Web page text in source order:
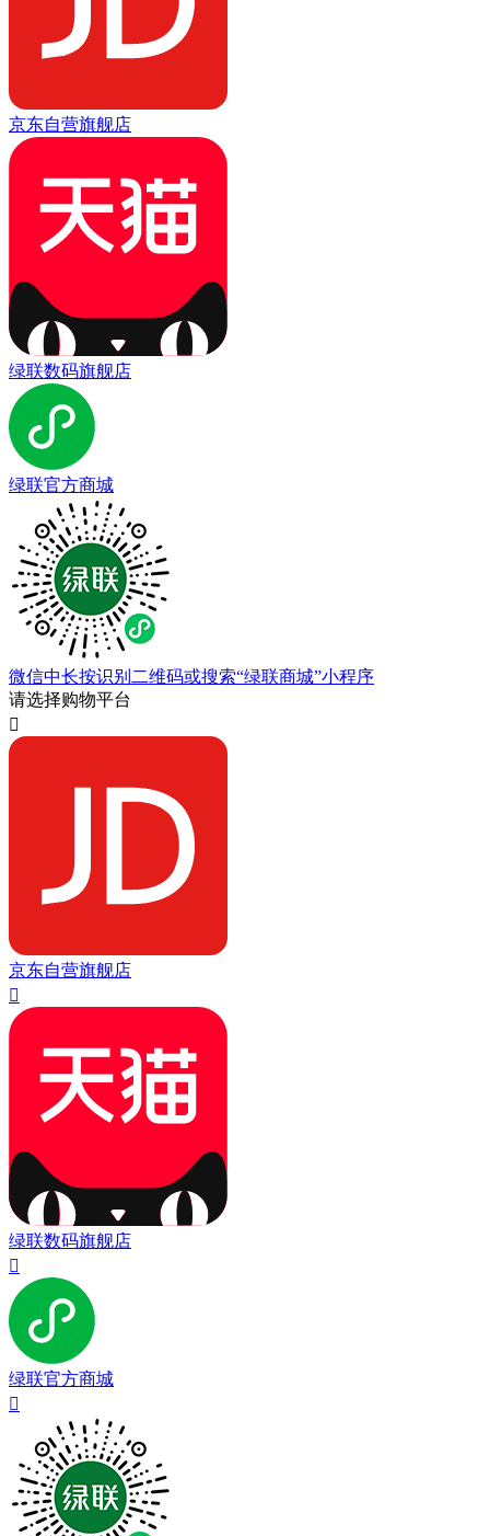
京东自营旗舰店
绿联数码旗舰店
绿联官方商城
微信中长按识别二维码或搜索“绿联商城”小程序
请选择购物平台

京东自营旗舰店

绿联数码旗舰店

绿联官方商城
